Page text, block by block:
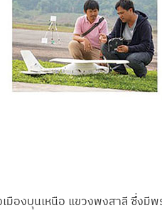
องบุนเหนือ แขวงพงสาลี ซึ่ง